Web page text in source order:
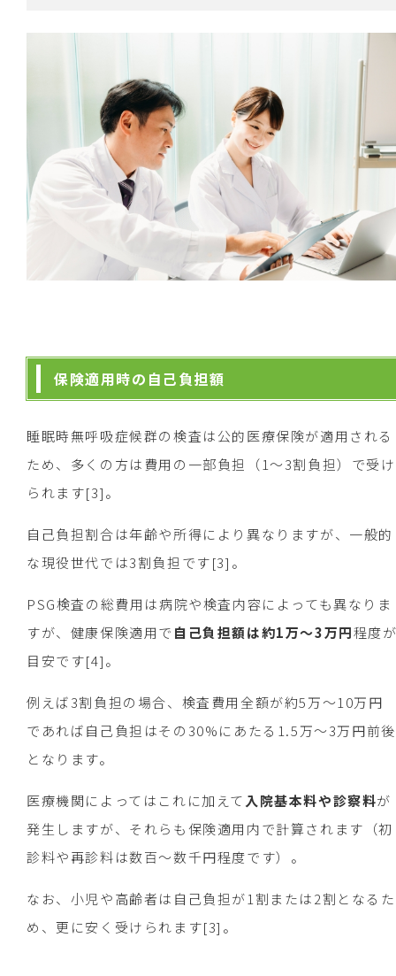
保険適用時の自己負担額
睡眠時無呼吸症候群の検査は公的医療保険が適用される
ため、多くの方は費用の一部負担（1～3割負担）で受け
られます[3]。
自己負担割合は年齢や所得により異なりますが、一般的
な現役世代では3割負担です[3]。
PSG検査の総費用は病院や検査内容によっても異なりま
すが、健康保険適用で 自己負担額は約1万～3万円程度
目安です[4]。
例えば3割負担の場合、検査費用全額が約5万～10万円
であれば自己負担はその30%にあたる1.5万～3万円前後
となります。
医療機関によってはこれに加えて 入院基本料や診察料が
発生しますが、それらも保険適用内で計算されます（初
診料や再診料は数百～数千円程度です）。
なお、小児や高齢者は自己負担が1割または2割となるた
め、更に安く受けられます[3]。